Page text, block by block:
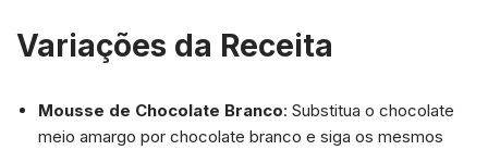
Variações da Receita
Mousse de Chocolate Branco: Substitua o chocolate
meio amargo por chocolate branco e siga os mesmos